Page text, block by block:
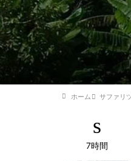
ホーム サファリ
7時間